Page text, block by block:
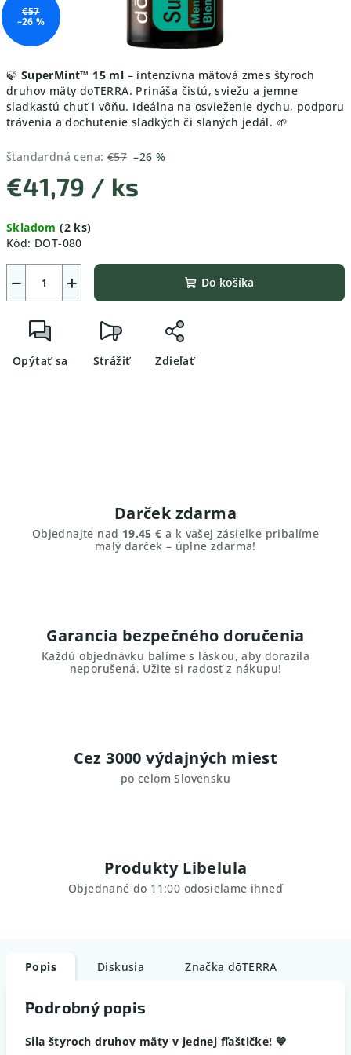
🍃 SuperMint™ 15 ml – intenzívna mätová zmes štyroch
druhov mäty doTERRA. Prináša čistú, sviežu a jemne
sladkastú chuť i vôňu. Ideálna na osvieženie dychu, podporu
trávenia a dochutenie sladkých či slaných jedál. 🌱
štandardná cena: €57 –26 %
€41,79 / ks
cena:
Skladom(2 ks)
Kód: DOT-080
+
− Do košíka
Opýtať sa Strážiť Zdieľať
€57
–26 %
Darček zdarma
Objednajte nad 19.45 € a k vašej zásielke pribalíme
malý darček – úplne zdarma!
Garancia bezpečného doručenia
Každú objednávku balíme s láskou, aby dorazila
neporušená. Užite si radosť z nákupu!
Cez 3000 výdajných miest
po celom Slovensku
Produkty Libelula
Objednané do 11:00 odosielame ihneď
Popis Diskusia Značka dōTERRA
Podrobný popis
Sila štyroch druhov mäty v jednej fľaštičke! 💙